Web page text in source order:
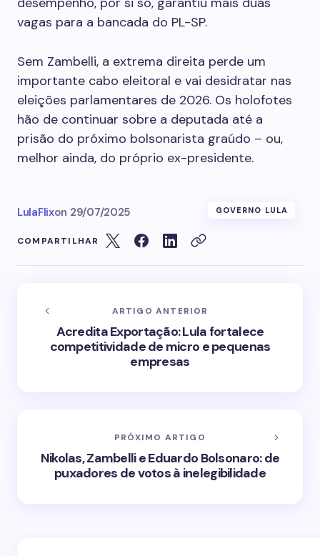
vagas para a bancada do PL-SP.
Sem Zambelli, a extrema direita perde um
importante cabo eleitoral e vai desidratar nas
eleições parlamentares de 2026. Os holofotes
hão de continuar sobre a deputada até a
prisão do próximo bolsonarista graúdo – ou,
melhor ainda, do próprio ex-presidente.
LulaFlixon 29/07/2025 GOVERNO LULA
COMPARTILHAR
ARTIGO ANTERIOR
Acredita Exportação: Lula fortalece
competitividade de micro e pequenas
empresas
PRÓXIMO ARTIGO
Nikolas, Zambelli e Eduardo Bolsonaro: de
puxadores de votos à inelegibilidade